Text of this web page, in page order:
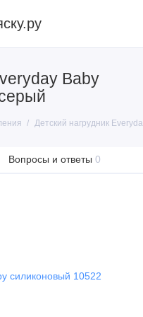
Baby
Детский нагрудник
Вопросы и ответы 0